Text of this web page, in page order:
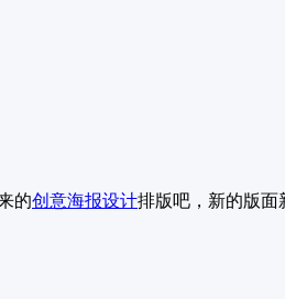
的创意海报设计排版吧，新的版面